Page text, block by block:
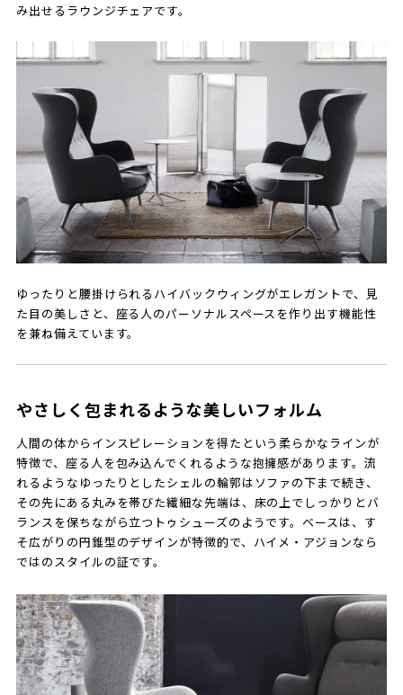
み出せるラウンジチェアです。
ゆったりと腰掛けられるハイバックウィングがエレガントで、見
た目の美しさと、座る人のパーソナルスペースを作り出す機能性
を兼ね備えています。
やさしく包まれるような美しいフォルム
人間の体からインスピレーションを得たという柔らかなラインが
特徴で、座る人を包み込んでくれるような抱擁感があります。流
れるようなゆったりとしたシェルの輪郭はソファの下まで続き、
その先にある丸みを帯びた繊細な先端は、床の上でしっかりとバ
ランスを保ちながら立つトゥシューズのようです。ベースは、す
そ広がりの円錐型のデザインが特徴的で、ハイメ・アジョンなら
ではのスタイルの証です。